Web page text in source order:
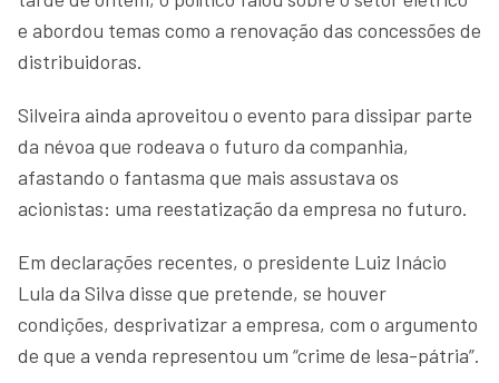
e abordou temas como a renovação das concessões de
distribuidoras.
Silveira ainda aproveitou o evento para dissipar parte
da névoa que rodeava o futuro da companhia,
afastando o fantasma que mais assustava os
acionistas: uma reestatização da empresa no futuro.
Em declarações recentes, o presidente Luiz Inácio
Lula da Silva disse que pretende, se houver
condições, desprivatizar a empresa, com o argumento
de que a venda representou um “crime de lesa-pátria”.